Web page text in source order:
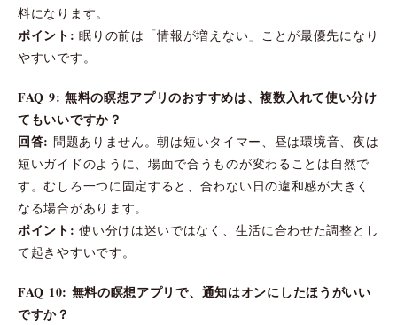
料になります。
ポイント: 眠りの前は「情報が増えない」ことが最優先になり
やすいです。
FAQ 9: 無料の瞑想アプリのおすすめは、複数入れて使い分け
てもいいですか？
回答: 問題ありません。朝は短いタイマー、昼は環境音、夜は
短いガイドのように、場面で合うものが変わることは自然で
す。むしろ一つに固定すると、合わない日の違和感が大きく
なる場合があります。
ポイント: 使い分けは迷いではなく、生活に合わせた調整とし
て起きやすいです。
FAQ 10: 無料の瞑想アプリで、通知はオンにしたほうがいい
ですか？